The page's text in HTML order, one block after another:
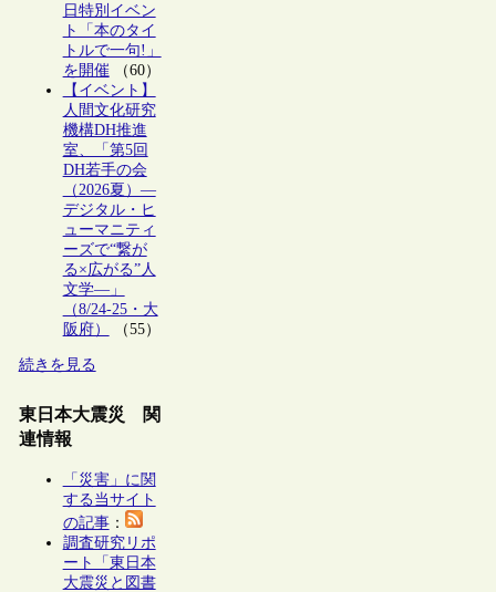
日特別イベン
ト「本のタイ
トルで一句!」
を開催（60）
【イベント】
人間文化研究
機構DH推進
室、「第5回
DH若手の会
（2026夏）―
デジタル・ヒ
ューマニティ
ーズで“繋が
る×広がる”人
文学―」
（8/24-25・大
阪府）
（55）
続きを見る
東日本大震災 関
連情報
「災害」に関
する当サイト
の記事：
調査研究リポ
ート「東日本
大震災と図書